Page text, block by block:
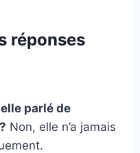
réponses
parlé de
Non, elle n’a jamais